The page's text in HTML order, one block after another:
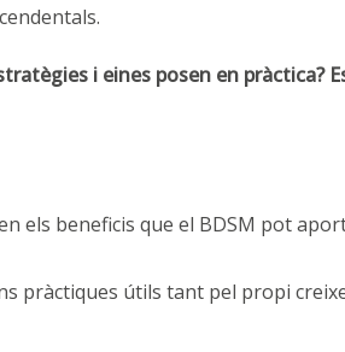
i eines posen en pràctica?
els beneficis que el BDSM pot
pràctiques útils tant pel propi